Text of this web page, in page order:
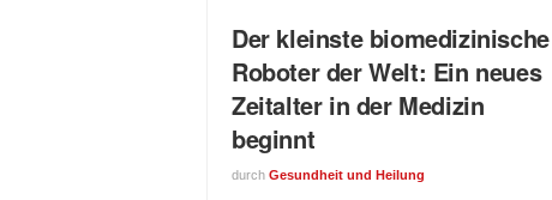
Der kleinste biomedizinische
Roboter der Welt: Ein neues
Zeitalter in der Medizin
beginnt
durch Gesundheit und Heilung